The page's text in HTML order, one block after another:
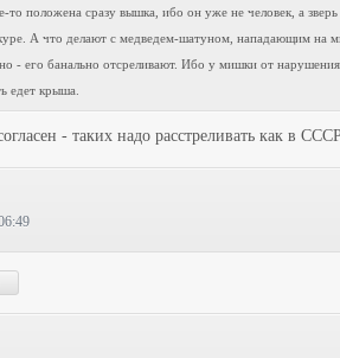
то положена сразу вышка, ибо он уже не человек, а зверь
А что делают с медведем-шатуном, нападающим на
- его банально отсреливают. Ибо у мишки от
едет крыша.
- таких надо расстреливать как в